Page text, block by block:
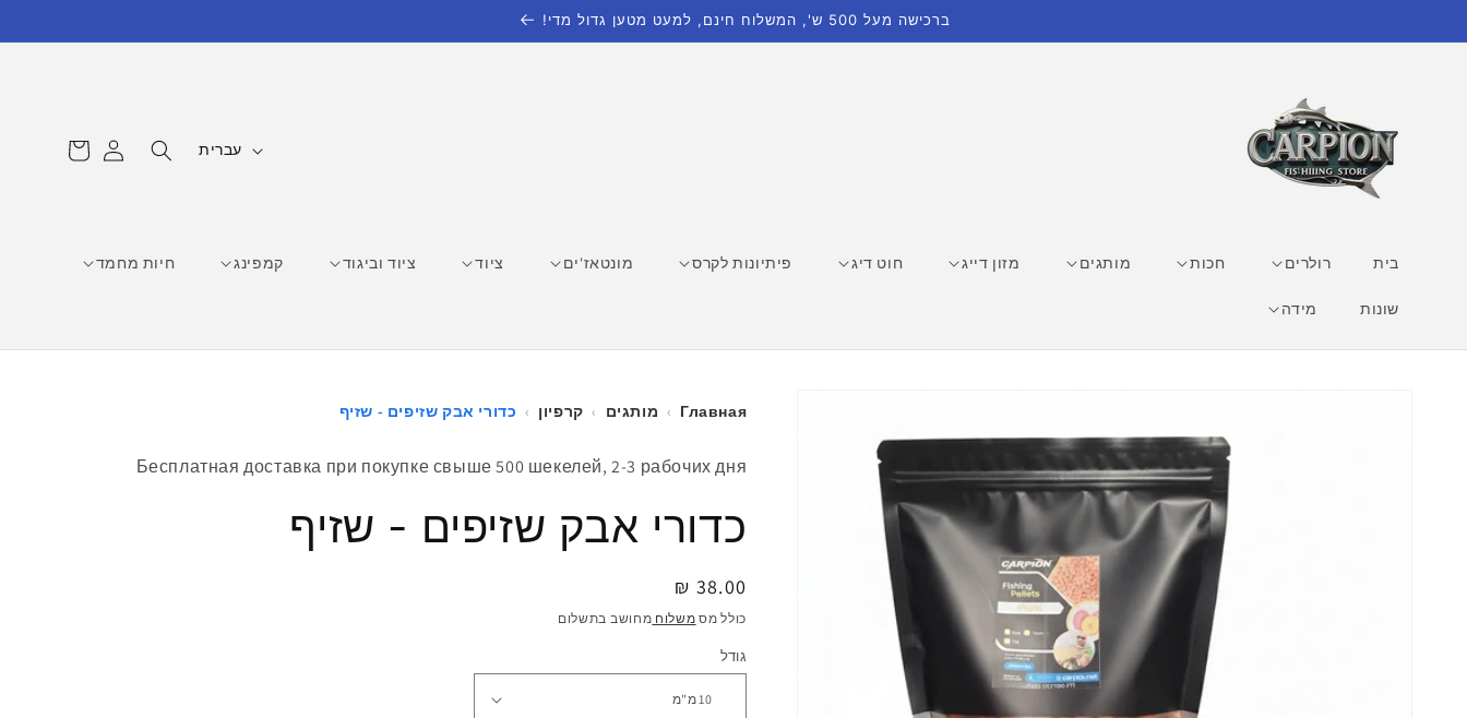
ברכישה מעל 500 ש', המשלוח חינם, למעט מטען גדול מדי!
בית רולרים חכות מותגים מזון דייג חוט דיג פיתיונות לקרס מונטאז'ים ציוד ציוד וביגוד קמפינג חיות מחמד
שונות מידה
ש עברית התחברות
קניות
Главная
› מותגים › קרפיון › כדורי אבק שזיפים - שזיף
Бесплатная доставка при покупке свыше 500 шекелей, 2-3 рабочих дня
כדורי אבק שזיפים - שזיף
מחיר
רגיל
38.00 ₪
כולל מס משלוח מחושב בתשלום
גודל